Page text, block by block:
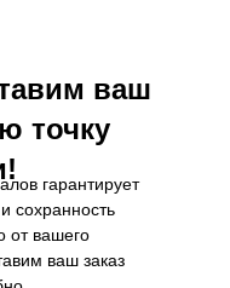
ваш
точку
гарантирует
сохранность
от вашего
ваш заказ